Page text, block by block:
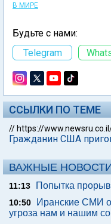
В МИРЕ
Будьте с нами:
Telegram
ССЫЛКИ ПО ТЕМЕ
// https://
Гражданин США
ВАЖНЫЕ
11:13 Попытка
10:50
Иранские СМИ
угроза нам и нашим